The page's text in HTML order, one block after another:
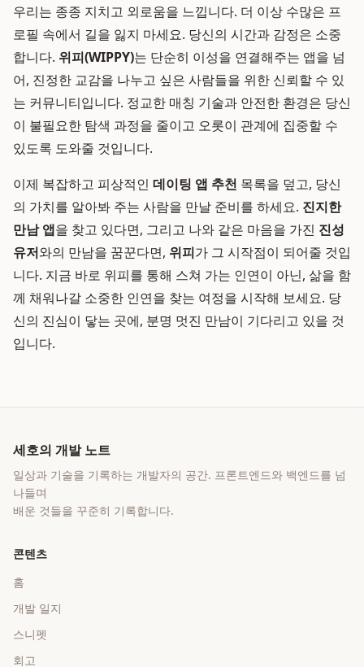
우리는 종종 지치고 외로움을 느낍니다. 더 이상 수많은 프
로필 속에서 길을 잃지 마세요. 당신의 시간과 감정은 소중
합니다. 위피(WIPPY)는 단순히 이성을 연결해주는 앱을 넘
어, 진정한 교감을 나누고 싶은 사람들을 위한 신뢰할 수 있
는 커뮤니티입니다. 정교한 매칭 기술과 안전한 환경은 당신
이 불필요한 탐색 과정을 줄이고 오롯이 관계에 집중할 수
있도록 도와줄 것입니다.
이제 복잡하고 피상적인 데이팅 앱 추천 목록을 덮고, 당신
의 가치를 알아봐 주는 사람을 만날 준비를 하세요. 진지한
만남 앱을 찾고 있다면, 그리고 나와 같은 마음을 가진 진성
유저와의 만남을 꿈꾼다면, 위피가 그 시작점이 되어줄 것입
니다. 지금 바로 위피를 통해 스쳐 가는 인연이 아닌, 삶을 함
께 채워나갈 소중한 인연을 찾는 여정을 시작해 보세요. 당
신의 진심이 닿는 곳에, 분명 멋진 만남이 기다리고 있을 것
입니다.
세호의 개발 노트
일상과 기술을 기록하는 개발자의 공간. 프론트엔드와 백엔드를 넘
나들며
배운 것들을 꾸준히 기록합니다.
콘텐츠
홈
개발 일지
스니펫
회고